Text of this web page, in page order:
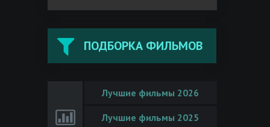
ПОДБОРКА ФИЛЬМОВ
Лучшие фильмы 2026
Лучшие фильмы 2025